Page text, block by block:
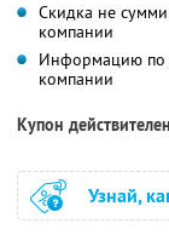
Скидка не
компании
Информацию по
компании
Купон
Узнай,